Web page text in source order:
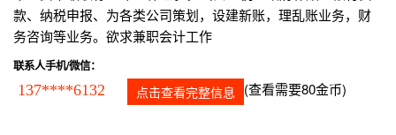
款、纳税申报、为各类公司策划，设建新账，理乱账业务，财
务咨询等业务。欲求兼职会计工作
联系人手机/微信：
137****6132 点击查看完整信息 (查看需要80金币)